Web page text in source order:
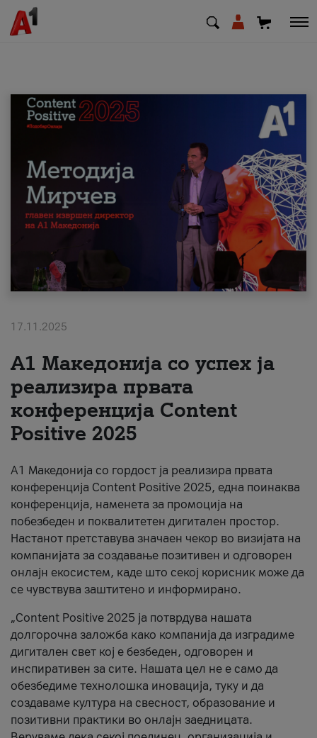
МК EN
Приватни Деловни
Поддршка
Надополни кредит
#ПодобарОнлајн
17.11.2025
А1 Македонија со успех ја
реализира првата
конференција Content
Positive 2025
А1 Македонија со гордост ја реализира првата
конференција Content Positive 2025, една поинаква
конференција, наменета за промоција на
побезбеден и поквалитетен дигитален простор.
Настанот претставува значаен чекор во визијата на
компанијата за создавање позитивен и одговорен
онлајн екосистем, каде што секој корисник може да
се чувствува заштитено и информирано.
„Content Positive 2025 ја потврдува нашата
долгорочна заложба како компанија да изградиме
дигитален свет кој е безбеден, одговорен и
инспиративен за сите. Нашата цел не е само да
обезбедиме технолошка иновација, туку и да
создаваме култура на свесност, образование и
позитивни практики во онлајн заедницата.